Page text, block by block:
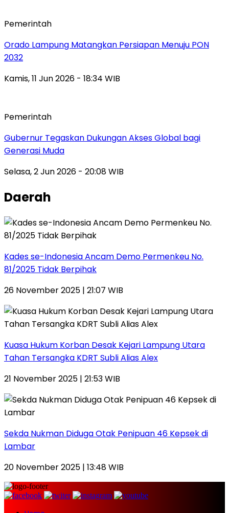
Pemerintah
Orado Lampung Matangkan Persiapan Menuju PON
2032
Kamis, 11 Jun 2026 - 18:34 WIB
Pemerintah
Gubernur Tegaskan Dukungan Akses Global bagi
Generasi Muda
Selasa, 2 Jun 2026 - 20:08 WIB
Daerah
Kades se-Indonesia Ancam Demo Permenkeu No.
81/2025 Tidak Berpihak
26 November 2025 | 21:07 WIB
Kuasa Hukum Korban Desak Kejari Lampung Utara
Tahan Tersangka KDRT Subli Alias Alex
21 November 2025 | 21:53 WIB
Sekda Nukman Diduga Otak Penipuan 46 Kepsek di
Lambar
20 November 2025 | 13:48 WIB